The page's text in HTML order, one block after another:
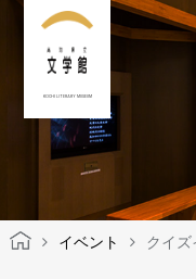
KOCHI LITERARY MUSEUM
イベント クイズ